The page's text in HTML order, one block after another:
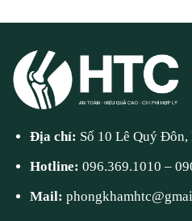
Địa chỉ: Số 10 Lê Quý
Hotline:096.369.1010 –
Mail: